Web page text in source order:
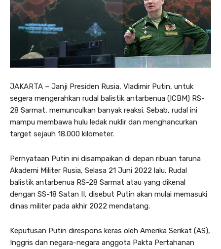
JAKARTA – Janji Presiden Rusia, Vladimir Putin, untuk
segera mengerahkan rudal balistik antarbenua (ICBM) RS-
28 Sarmat, memunculkan banyak reaksi. Sebab, rudal ini
mampu membawa hulu ledak nuklir dan menghancurkan
target sejauh 18.000 kilometer.
Pernyataan Putin ini disampaikan di depan ribuan taruna
Akademi Militer Rusia, Selasa 21 Juni 2022 lalu. Rudal
balistik antarbenua RS-28 Sarmat atau yang dikenal
dengan SS-18 Satan II, disebut Putin akan mulai memasuki
dinas militer pada akhir 2022 mendatang.
Keputusan Putin direspons keras oleh Amerika Serikat (AS),
Inggris dan negara-negara anggota Pakta Pertahanan